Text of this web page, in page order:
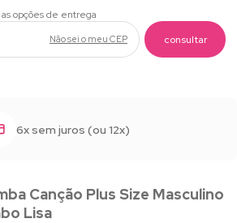
Não sei o meu CEP
6x sem juros (ou 12x)
Canção Plus Size Masculino
Lisa